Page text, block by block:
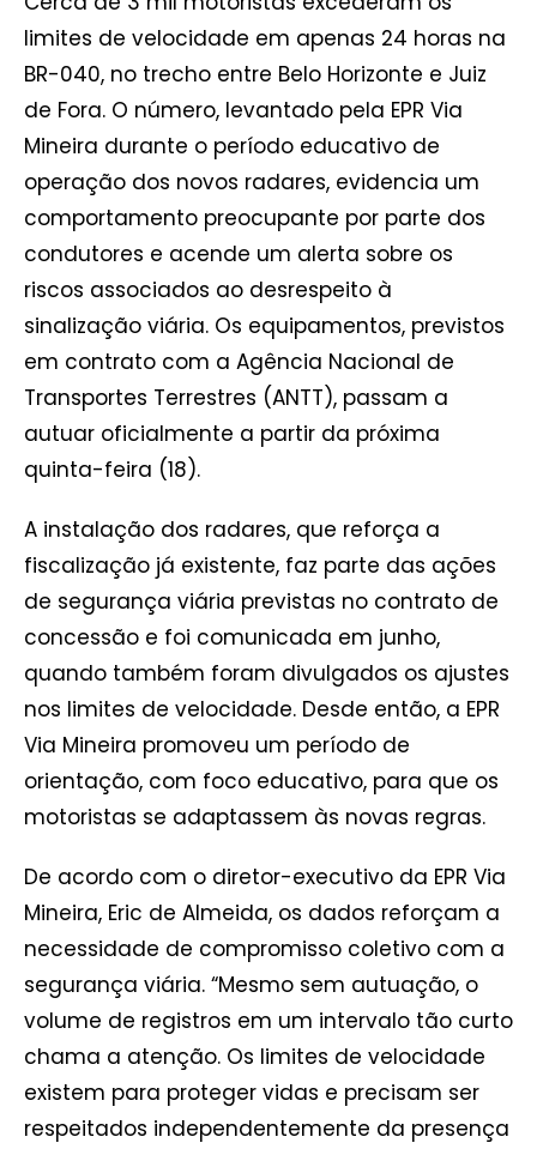
limites de velocidade em apenas 24 horas na
BR-040, no trecho entre Belo Horizonte e Juiz
de Fora. O número, levantado pela EPR Via
Mineira durante o período educativo de
operação dos novos radares, evidencia um
comportamento preocupante por parte dos
condutores e acende um alerta sobre os
riscos associados ao desrespeito à
sinalização viária. Os equipamentos, previstos
em contrato com a Agência Nacional de
Transportes Terrestres (ANTT), passam a
autuar oficialmente a partir da próxima
quinta-feira (18).
A instalação dos radares, que reforça a
fiscalização já existente, faz parte das ações
de segurança viária previstas no contrato de
concessão e foi comunicada em junho,
quando também foram divulgados os ajustes
nos limites de velocidade. Desde então, a EPR
Via Mineira promoveu um período de
orientação, com foco educativo, para que os
motoristas se adaptassem às novas regras.
De acordo com o diretor-executivo da EPR Via
Mineira, Eric de Almeida, os dados reforçam a
necessidade de compromisso coletivo com a
segurança viária. “Mesmo sem autuação, o
volume de registros em um intervalo tão curto
chama a atenção. Os limites de velocidade
existem para proteger vidas e precisam ser
respeitados independentemente da presença